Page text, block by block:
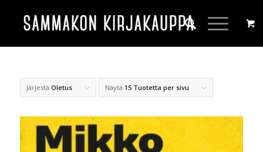
Järjestä Oletus Näytä 15 Tuotetta per sivu